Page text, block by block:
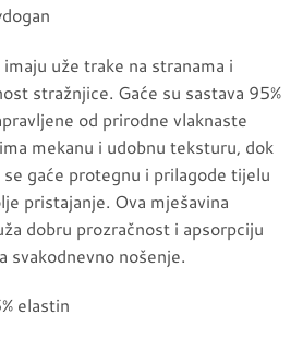
uže trake na stranama i
stražnjice. Gaće su sastava 95%
od prirodne vlaknaste
mekanu i udobnu teksturu, dok
gaće protegnu i prilagode tijelu
pristajanje. Ova mješavina
dobru prozračnost i apsorpciju
svakodnevno nošenje.
elastin